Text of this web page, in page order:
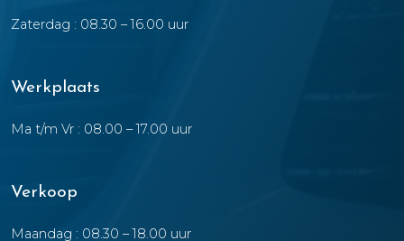
Zaterdag : 08.30 – 16.00 uur
Werkplaats
Ma t/m Vr : 08.00 – 17.00 uur
Verkoop
Maandag : 08.30 – 18.00 uur